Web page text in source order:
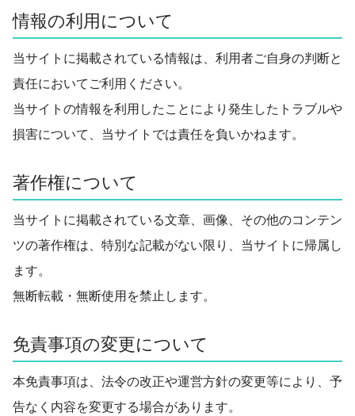
情報の利用について
当サイトに掲載されている情報は、利用者ご自身の判断と
責任においてご利用ください。
当サイトの情報を利用したことにより発生したトラブルや
損害について、当サイトでは責任を負いかねます。
著作権について
当サイトに掲載されている文章、画像、その他のコンテン
ツの著作権は、特別な記載がない限り、当サイトに帰属し
ます。
無断転載・無断使用を禁止します。
免責事項の変更について
本免責事項は、法令の改正や運営方針の変更等により、予
告なく内容を変更する場合があります。